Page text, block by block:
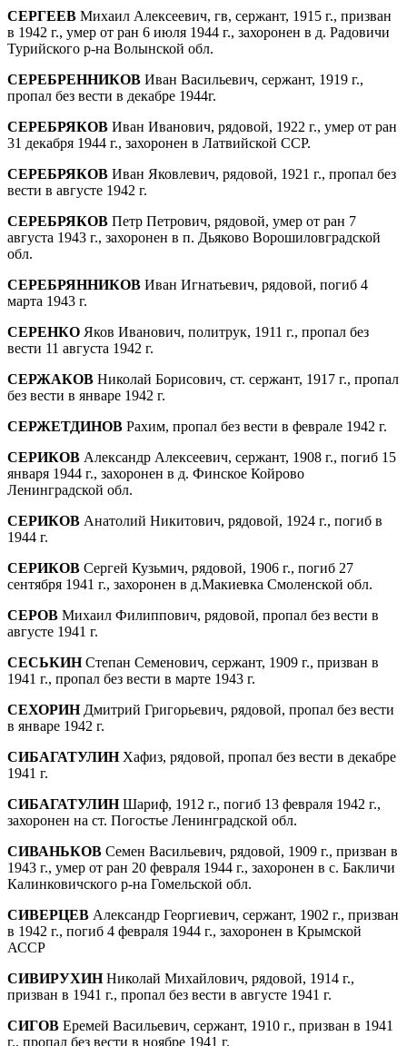
СЕРГЕЕВ Михаил Алексеевич, гв, сержант, 1915 г., призван
в 1942 г., умер от ран 6 июля 1944 г., захоронен в д. Радовичи
Турийского р-на Волын­ской обл.
СЕРЕБРЕННИКОВ Иван Васильевич, сержант, 1919 г.,
пропал без вести в декабре 1944г.
СЕРЕБРЯКОВ Иван Иванович, рядовой, 1922 г., умер от ран
31 декабря 1944 г., захоронен в Латвийской ССР.
СЕРЕБРЯКОВ Иван Яковлевич, рядовой, 1921 г., пропал без
вести в августе 1942 г.
СЕРЕБРЯКОВ Петр Петрович, рядовой, умер от ран 7
августа 1943 г., захоронен в п. Дьяково Ворошиловградской
обл.
СЕРЕБРЯННИКОВ Иван Игнатьевич, рядовой, погиб 4
марта 1943 г.
СЕРЕНКО Яков Иванович, политрук, 1911 г., пропал без
вести 11 августа 1942 г.
СЕРЖАКОВ Николай Борисович, ст. сержант, 1917 г., пропал
без вести в январе 1942 г.
СЕРЖЕТДИНОВ Рахим, пропал без вести в феврале 1942 г.
СЕРИКОВ Александр Алексеевич, сержант, 1908 г., погиб 15
января 1944 г., захоронен в д. Финское Койрово
Ленинградской обл.
СЕРИКОВ Анатолий Никитович, рядовой, 1924 г., погиб в
1944 г.
СЕРИКОВ Сергей Кузьмич, рядовой, 1906 г., погиб 27
сентября 1941 г., захоронен в д.Макиевка Смоленской обл.
СЕРОВ Михаил Филиппович, рядовой, пропал без вести в
августе 1941 г.
СЕСЬКИНСтепан Семенович, сержант, 1909 г., призван в
1941 г., пропал без вести в марте 1943 г.
СЕХОРИН Дмитрий Григорьевич, рядовой, пропал без вести
в январе 1942 г.
СИБАГАТУЛИНХафиз, рядовой, пропал без вести в декабре
1941 г.
СИБАГАТУЛИНШариф, 1912 г., погиб 13 фев­раля 1942 г.,
захоронен на ст. Погостье Ле­нинградской обл.
СИВАНЬКОВ Семен Васильевич, рядовой, 1909 г., призван в
1943 г., умер от ран 20 февраля 1944 г., захоронен в с. Бакличи
Калинковичского р-на Гомельской обл.
СИВЕРЦЕВ Александр Георгиевич, сержант, 1902 г., призван
в 1942 г., погиб 4 февраля 1944 г., захоронен в Крымской
АССР
СИВИРУХИННиколай Михайлович, рядовой, 1914 г.,
призван в 1941 г., пропал без вести в августе 1941 г.
СИГОВ Еремей Васильевич, сержант, 1910 г., призван в 1941
г., пропал без вести в ноябре 1941 г.